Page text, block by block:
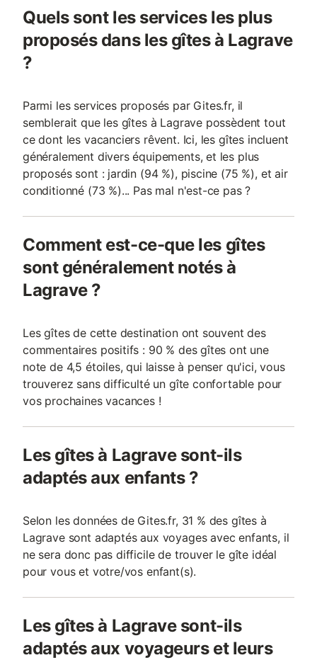
parking est disponible sur place. La maison est entièrement
non-fumeurs et les hôtes sont invités à profiter des installations
extérieures à leur convenance. L'emplacement permet un accès
facile aux environs, le centre-ville et Rivières étant tous deux
situés à moins de 1,5 km.
Quels sont les services les plus
proposés dans les gîtes à Lagrave
?
Parmi les services proposés par Gites.fr, il
semblerait que les gîtes à Lagrave possèdent tout
ce dont les vacanciers rêvent. Ici, les gîtes incluent
généralement divers équipements, et les plus
proposés sont : jardin (94 %), piscine (75 %), et air
conditionné (73 %)... Pas mal n'est-ce pas ?
Comment est-ce-que les gîtes
sont généralement notés à
Lagrave ?
Les gîtes de cette destination ont souvent des
commentaires positifs : 90 % des gîtes ont une
note de 4,5 étoiles, qui laisse à penser qu'ici, vous
trouverez sans difficulté un gîte confortable pour
vos prochaines vacances !
Les gîtes à Lagrave sont-ils
adaptés aux enfants ?
Selon les données de Gites.fr, 31 % des gîtes à
Lagrave sont adaptés aux voyages avec enfants, il
ne sera donc pas difficile de trouver le gîte idéal
pour vous et votre/vos enfant(s).
Les gîtes à Lagrave sont-ils
adaptés aux voyageurs et leurs